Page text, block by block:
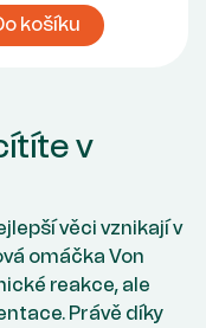
košíku
v
věci vznikají v
omáčka Von
reakce, ale
Právě díky